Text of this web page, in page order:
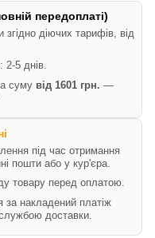
передоплаті)
згідно діючих тарифів, від
2-5 днів.
суму від 1601 грн. —
під час отримання
пошти або у кур'єра.
товару перед оплатою.
за накладений платіж
доставки.